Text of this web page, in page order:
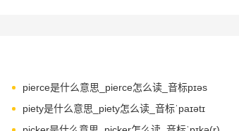
pierce是什么意思_pierce怎么读_音标pɪəs
piety是什么意思_piety怎么读_音标ˈpaɪətɪ